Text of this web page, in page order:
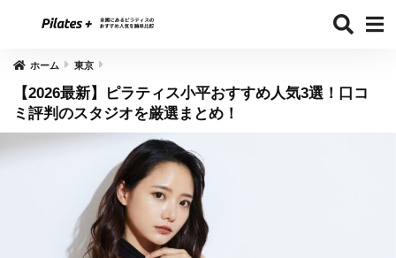
ホーム 東京
【2026最新】ピラティス小平おすすめ人気3選！口コ
ミ評判のスタジオを厳選まとめ！